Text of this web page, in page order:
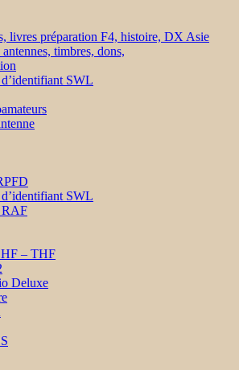
livres préparation F4, histoire, DX Asie
timbres, dons,
SWL
SWL
RAF
– THF
Deluxe